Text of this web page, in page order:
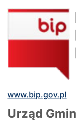
www.bip.gov.pl
Urząd